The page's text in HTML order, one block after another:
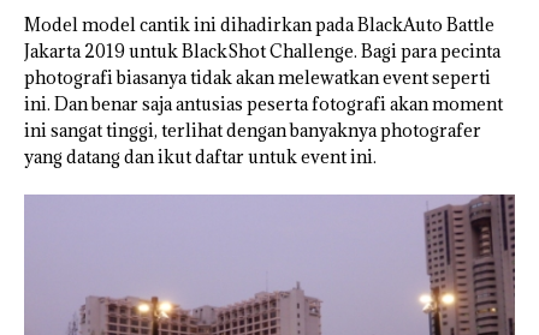
Model model cantik ini dihadirkan pada BlackAuto Battle
Jakarta 2019 untuk BlackShot Challenge. Bagi para pecinta
photografi biasanya tidak akan melewatkan event seperti
ini. Dan benar saja antusias peserta fotografi akan moment
ini sangat tinggi, terlihat dengan banyaknya photografer
yang datang dan ikut daftar untuk event ini.